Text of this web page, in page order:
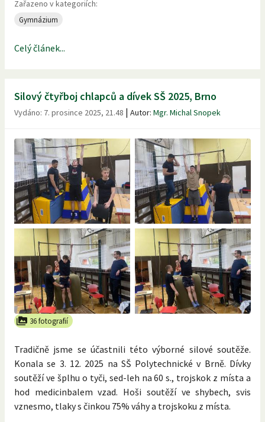
Zařazeno v kategoriích:
Gymnázium
Celý článek...
Silový čtyřboj chlapců a dívek SŠ 2025, Brno
Vydáno: 7. prosince 2025, 21.48 | Autor: Mgr. Michal Snopek
36 fotografií
Tradičně jsme se účastnili této výborné silové soutěže.
Konala se 3. 12. 2025 na SŠ Polytechnické v Brně. Dívky
soutěží ve šplhu o tyči, sed-leh na 60 s., trojskok z místa a
hod medicinbalem vzad. Hoši soutěží ve shybech, svis
vznesmo, tlaky s činkou 75% váhy a trojskoku z místa.